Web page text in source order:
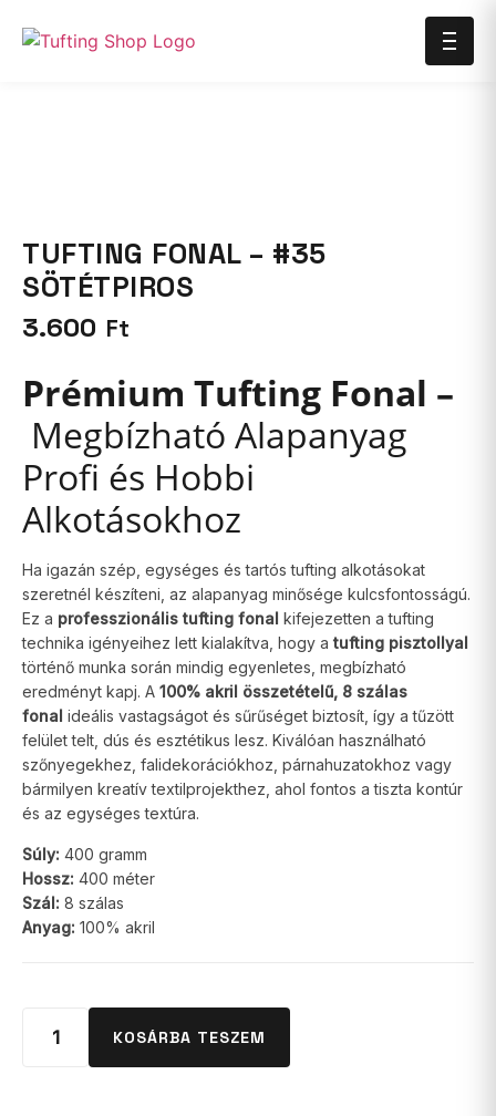
TUFTING FONAL – #35
SÖTÉTPIROS
3.600 Ft
Prémium Tufting Fonal –
Megbízható Alapanyag
Profi és Hobbi
Alkotásokhoz
Ha igazán szép, egységes és tartós tufting alkotásokat
szeretnél készíteni, az alapanyag minősége kulcsfontosságú.
Ez a professzionális tufting fonal kifejezetten a tufting
technika igényeihez lett kialakítva, hogy a tufting pisztollyal
történő munka során mindig egyenletes, megbízható
eredményt kapj. A 100% akril összetételű, 8 szálas
fonal ideális vastagságot és sűrűséget biztosít, így a tűzött
felület telt, dús és esztétikus lesz. Kiválóan használható
szőnyegekhez, falidekorációkhoz, párnahuzatokhoz vagy
bármilyen kreatív textilprojekthez, ahol fontos a tiszta kontúr
és az egységes textúra.
Súly: 400 gramm
Hossz: 400 méter
Szál: 8 szálas
Anyag: 100% akril
KOSÁRBA TESZEM